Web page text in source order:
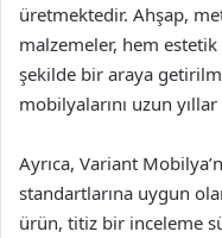
üretmektedir. Ahşap,
malzemeler, hem estetik
şekilde bir araya
mobilyalarını uzun
Ayrıca, Variant
standartlarına uygun
ürün, titiz bir inceleme